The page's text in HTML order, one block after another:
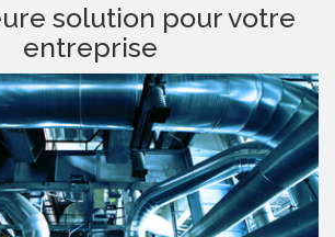
solution pour votre
entreprise